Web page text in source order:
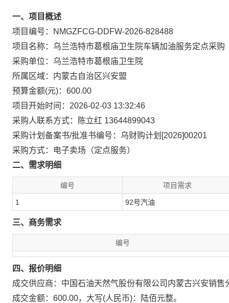
一、项目概述
项目编号：NMGZFCG-DDFW-2026-828488
项目名称：乌兰浩特市葛根庙卫生院车辆加油服务定点采购
采购单位：乌兰浩特市葛根庙卫生院
所属区域：内蒙古自治区兴安盟
预算金额(元)：600.00
项目开始时间：2026-02-03 13:32:46
采购人联系方式：陈立红 13644899043
采购计划备案书/批准书编号：乌财购计划[2026]00201
采购方式：电子卖场（定点服务）
二、需求明细
编号 项目需求
1 92号汽油
三、商务需求
编号
四、报价明细
成交供应商：中国石油天然气股份有限公司内蒙古兴安销售
成交金额：600.00，大写(人民币)：陆佰元整。